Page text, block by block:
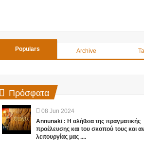
Populars Archive
Πρόσφατα
08 Jun 2024
Annunaki : Η αλήθεια της πραγματικής
προέλευσης και του σκοπού τους και
λειτουργίας μας ....